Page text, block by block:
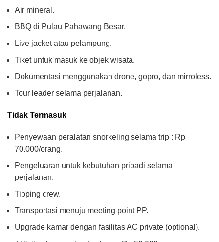
Air mineral.
BBQ di Pulau Pahawang Besar.
Live jacket atau pelampung.
Tiket untuk masuk ke objek wisata.
Dokumentasi menggunakan drone, gopro, dan mirroless.
Tour leader selama perjalanan.
Tidak Termasuk
Penyewaan peralatan snorkeling selama trip : Rp
70.000/orang.
Pengeluaran untuk kebutuhan pribadi selama
perjalanan.
Tipping crew.
Transportasi menuju meeting point PP.
Upgrade kamar dengan fasilitas AC private (optional).